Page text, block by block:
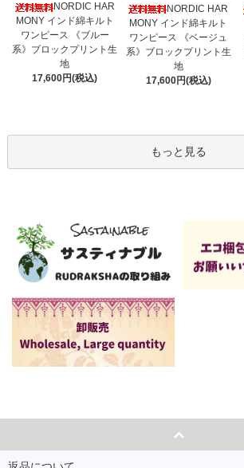
NORDIC HAR
MONY インド綿キルト
ワンピース 《ブルー
系》ブロックプリント生
地
17,600円(税込)
NORDIC HAR
MONY インド綿キルト
ワンピース 《ベージュ
系》ブロックプリント生
地
17,600円(税込)
もっと見る